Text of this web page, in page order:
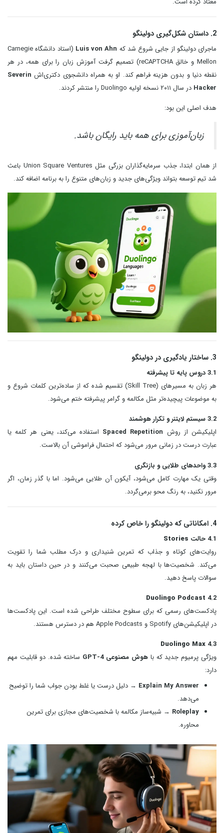
2. داستان شکل‌گیری دولینگو
ماجرای دولینگو از جایی شروع شد که Luis von Ahn
(استاد دانشگاه Carnegie
Mellon و خالق reCAPTCHA) تصمیم گرفت آموزش زبان را برای همه، در هر
نقطه دنیا و بدون هزینه فراهم کند. او به همراه دانشجوی دکتری‌اش Severin
Hacker در سال ۲۰۱۱ نسخه اولیه Duolingo را منتشر کردند.
هدف اصلی این بود:
زبان‌آموزی برای همه باید رایگان باشد.
از همان ابتدا، جذب سرمایه‌گذاران بزرگی مثل Union Square Ventures باعث
شد تیم توسعه بتواند ویژگی‌های جدید و زبان‌های متنوع را به برنامه اضافه کند.
3. ساختار یادگیری در دولینگو
3.1 دروس پایه تا پیشرفته
هر زبان به مسیرهای (Skill Tree) تقسیم شده که از ساده‌ترین کلمات شروع و
به موضوعات پیچیده‌تر مثل مکالمه و گرامر پیشرفته ختم می‌شود.
3.2 سیستم لایتنر و تکرار هوشمند
اپلیکیشن از روش Spaced Repetition استفاده می‌کند، یعنی هر کلمه یا
عبارت درست در زمانی مرور می‌شود که احتمال فراموشی آن بالاست.
3.3 واحدهای طلایی و بازنگری
وقتی یک مهارت کامل می‌شود، آیکون آن طلایی می‌شود. اما با گذر زمان، اگر
مرور نکنید، به رنگ محو برمی‌گردد.
4. امکاناتی که دولینگو را خاص کرده
4.1 حالت
Stories
روایت‌های کوتاه و جذاب که تمرین شنیداری و درک مطلب شما را تقویت
می‌کند. شخصیت‌ها با لهجه طبیعی صحبت می‌کنند و در حین داستان باید به
سوالات پاسخ دهید.
4.2
Duolingo Podcast
پادکست‌های رسمی که برای سطوح مختلف طراحی شده است. این پادکست‌ها
در اپلیکیشن‌های Spotify و Apple Podcasts هم در دسترس هستند.
4.3
Duolingo Max
ویژگی پرمیوم جدید که باهوش مصنوعی GPT-4
ساخته شده. دو قابلیت مهم
دارد:
Explain My Answer → دلیل درست یا غلط بودن جواب شما را توضیح
می‌دهد.
Roleplay → شبیه‌ساز مکالمه با شخصیت‌های مجازی برای تمرین
محاوره.